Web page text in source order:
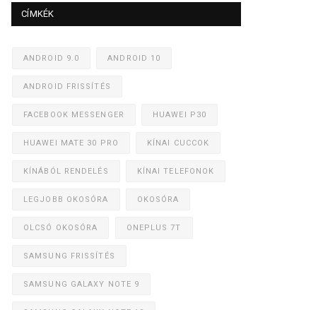
CÍMKÉK
ANDROID 9.0 ANDROID 10
ANDROID FRISSÍTÉS
FACEBOOK MESSENGER HUAWEI P30
HUAWEI MATE 30 PRO KÍNAI CUCCOK
KÍNÁBÓL RENDELÉS KÍNAI TELEFONOK
LEGJOBB OKOSÓRA OKOSÓRA
OLCSÓ OKOSÓRA ONEPLUS 7T
SAMSUNG FRISSÍTÉS
SAMSUNG GALAXY NOTE 9